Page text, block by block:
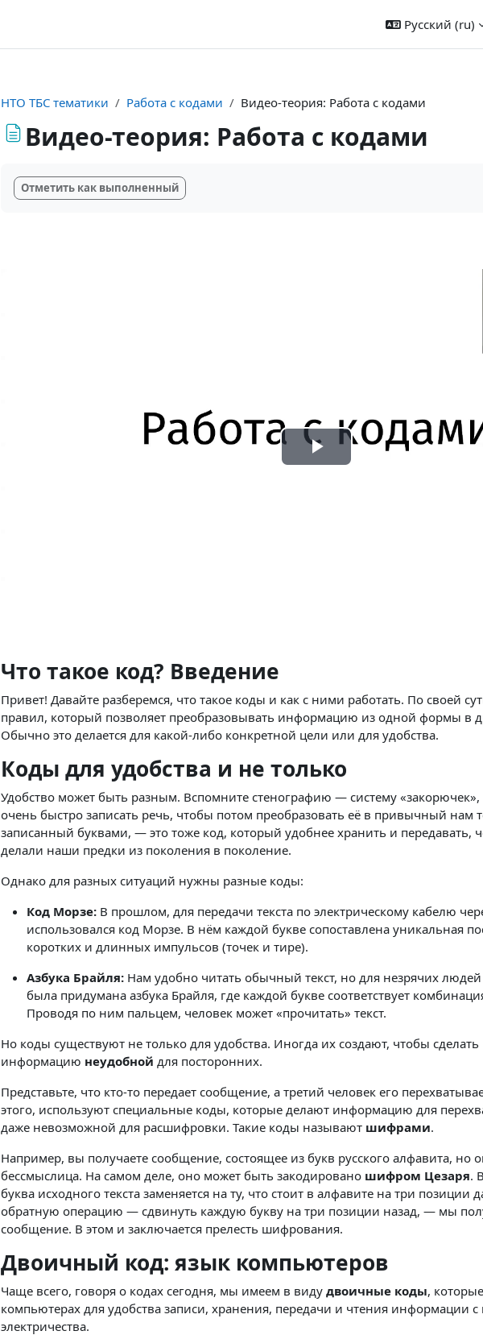
Русский ‎(ru)‎
НТО ТБС тематики Работа с кодами Видео-теория: Работа с кодами
Видео-теория: Работа с кодами
Отметить как выполненный
Воспроизвести
Что такое код? Введение
Привет! Давайте разберемся, что такое коды и как с ними работать. По своей
правил, который позволяет преобразовывать информацию из одной формы в
Обычно это делается для какой-либо конкретной цели или для удобства.
Коды для удобства и не только
Удобство может быть разным. Вспомните стенографию — систему
очень быстро записать речь, чтобы потом преобразовать её в привычный нам
записанный буквами, — это тоже код, который удобнее хранить и передавать,
делали наши предки из поколения в поколение.
Однако для разных ситуаций нужны разные коды:
Код Морзе:В прошлом, для передачи текста по электрическому кабелю
использовался код Морзе. В нём каждой букве сопоставлена уникальная
коротких и длинных импульсов (точек и тире).
Азбука Брайля:Нам удобно читать обычный текст, но для незрячих
была придумана азбука Брайля, где каждой букве соответствует
Проводя по ним пальцем, человек может «прочитать» текст.
Но коды существуют не только для удобства. Иногда их создают, чтобы сделать
информацию неудобной для посторонних.
Представьте, что кто-то передает сообщение, а третий человек его
этого, используют специальные коды, которые делают информацию для
даже невозможной для расшифровки. Такие коды называют шифрами.
Например, вы получаете сообщение, состоящее из букв русского алфавита, но
бессмыслица. На самом деле, оно может быть закодировано шифром Цезаря.
буква исходного текста заменяется на ту, что стоит в алфавите на три
обратную операцию — сдвинуть каждую букву на три позиции назад, — мы
сообщение. В этом и заключается прелесть шифрования.
Двоичный код: язык компьютеров
Чаще всего, говоря о кодах сегодня, мы имеем в виду двоичные коды,
компьютерах для удобства записи, хранения, передачи и чтения информации
электричества.